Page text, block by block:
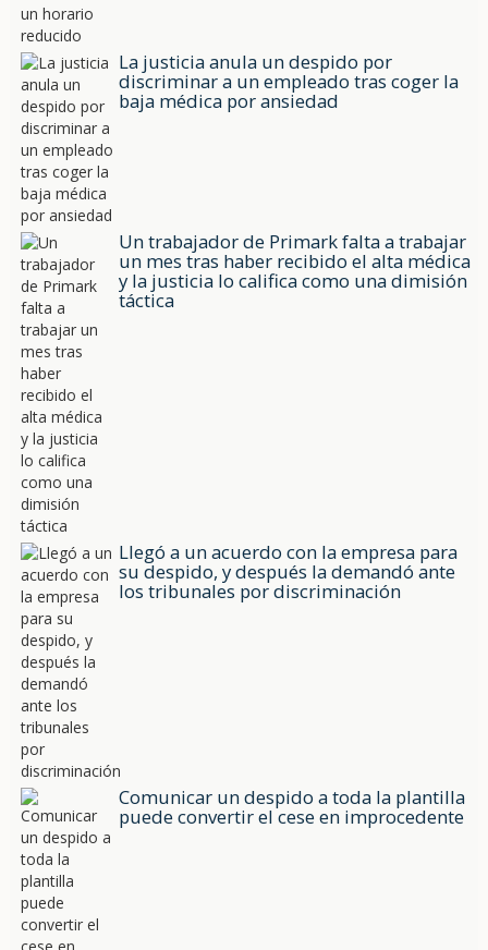
La justicia anula un despido por
discriminar a un empleado tras coger la
baja médica por ansiedad
Un trabajador de Primark falta a trabajar
un mes tras haber recibido el alta médica
y la justicia lo califica como una dimisión
táctica
Llegó a un acuerdo con la empresa para
su despido, y después la demandó ante
los tribunales por discriminación
Comunicar un despido a toda la plantilla
puede convertir el cese en improcedente